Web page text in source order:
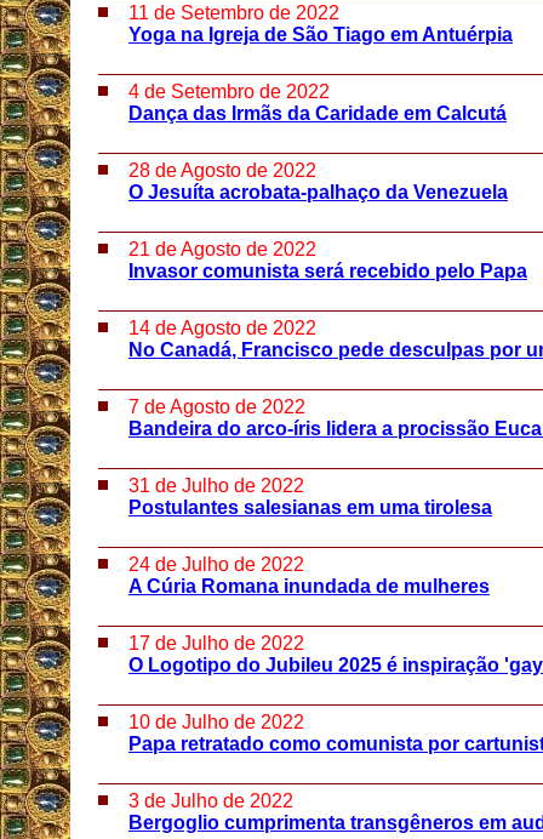
11 de Setembro de 2022
Yoga na Igreja de São Tiago em Antuérpia
4 de Setembro de 2022
Dança das Irmãs da Caridade em Calcutá
28 de Agosto de 2022
O Jesuíta acrobata-palhaço da Venezuela
21 de Agosto de 2022
Invasor comunista será recebido pelo Papa
14 de Agosto de 2022
No Canadá, Francisco pede desculpas por
7 de Agosto de 2022
Bandeira do arco-íris lidera a procissão
31 de Julho de 2022
Postulantes salesianas em uma tirolesa
24 de Julho de 2022
A Cúria Romana inundada de mulheres
17 de Julho de 2022
O Logotipo do Jubileu 2025 é inspiração
10 de Julho de 2022
Papa retratado como comunista por
3 de Julho de 2022
Bergoglio cumprimenta transgêneros em